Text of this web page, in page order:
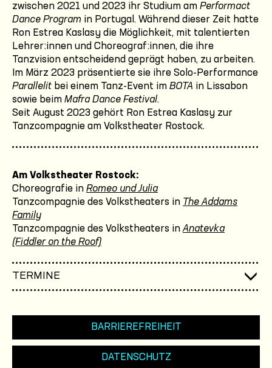
zwischen 2021 und 2023 ihr Studium am Performact
Dance Program in Portugal. Während dieser Zeit hatte
Ron Estrea Kaslasy die Möglichkeit, mit talentierten
Lehrer:innen und Choreograf:innen, die ihre
Tanzvision entscheidend geprägt haben, zu arbeiten.
Im März 2023 präsentierte sie ihre Solo-Performance
Parallelit bei einem Tanz-Event im BOTA in Lissabon
sowie beim Mafra Dance Festival.
Seit August 2023 gehört Ron Estrea Kaslasy zur
Tanzcompagnie am Volkstheater Rostock.
Am Volkstheater Rostock:
Choreografie in Romeo und Julia
Tanzcompagnie des Volkstheaters in The Addams
Family
Tanzcompagnie des Volkstheaters in Anatevka
(Fiddler on the Roof)
TERMINE
BARRIEREFREIHEIT
DATENSCHUTZ